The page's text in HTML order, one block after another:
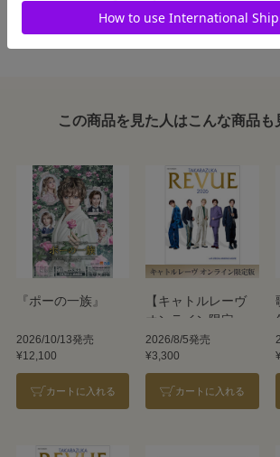
この商品を見た人はこんな商品も
『ポーの一族』
2026/10/13発売
¥12,100
カートに入れる
【キャトルレーヴ
オンライン限定
版】TAKARAZUKA
REVUE 2026
2026/8/5発売
¥3,300
カートに入れる